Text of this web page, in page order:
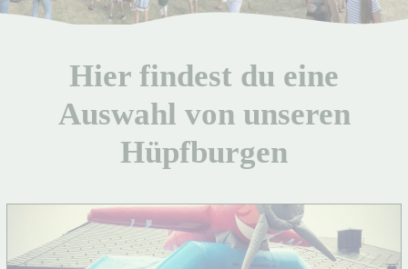
Hier findest du eine
Auswahl von unseren
Hüpfburgen